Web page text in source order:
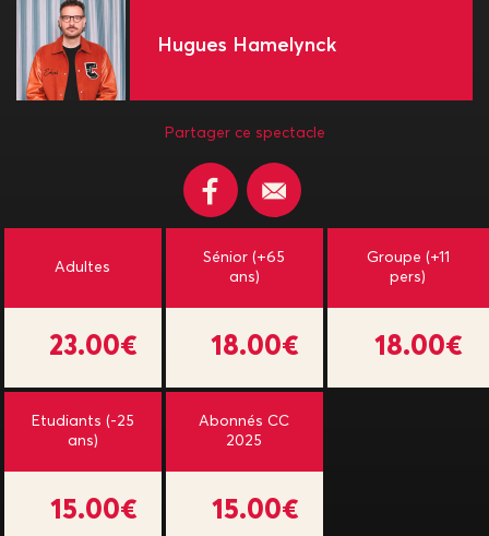
Hugues Hamelynck
Partager ce spectacle
Adultes
23.00€
Sénior (+65
ans)
18.00€
Groupe (+11
pers)
18.00€
Etudiants (-25
ans)
15.00€
Abonnés CC
2025
15.00€